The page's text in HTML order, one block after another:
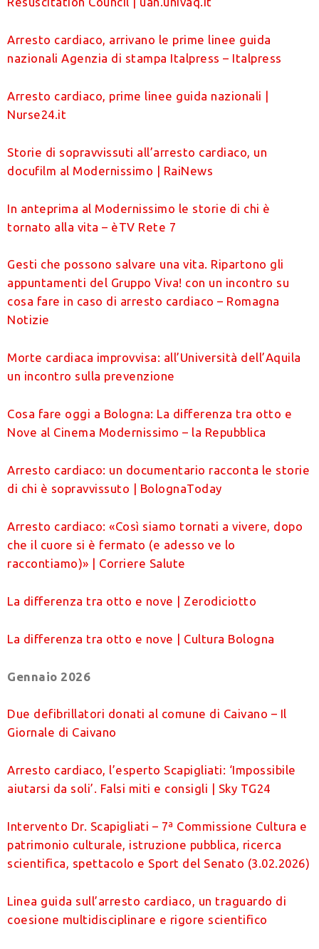
Arresto cardiaco, arrivano le prime linee guida
nazionali Agenzia di stampa Italpress – Italpress
Arresto cardiaco, prime linee guida nazionali |
Nurse24.it
Storie di sopravvissuti all’arresto cardiaco, un
docufilm al Modernissimo | RaiNews
In anteprima al Modernissimo le storie di chi è
tornato alla vita – èTV Rete 7
Gesti che possono salvare una vita. Ripartono gli
appuntamenti del Gruppo Viva! con un incontro su
cosa fare in caso di arresto cardiaco – Romagna
Notizie
Morte cardiaca improvvisa: all’Università dell’Aquila
un incontro sulla prevenzione
Cosa fare oggi a Bologna: La differenza tra otto e
Nove al Cinema Modernissimo – la Repubblica
Arresto cardiaco: un documentario racconta le storie
di chi è sopravvissuto | BolognaToday
Arresto cardiaco: «Così siamo tornati a vivere, dopo
che il cuore si è fermato (e adesso ve lo
raccontiamo)» | Corriere Salute
La differenza tra otto e nove | Zerodiciotto
La differenza tra otto e nove | Cultura Bologna
Gennaio 2026
Due defibrillatori donati al comune di Caivano – Il
Giornale di Caivano
Arresto cardiaco, l’esperto Scapigliati: ‘Impossibile
aiutarsi da soli’. Falsi miti e consigli | Sky TG24
Intervento Dr. Scapigliati – 7ª Commissione Cultura e
patrimonio culturale, istruzione pubblica, ricerca
scientifica, spettacolo e Sport del Senato (3.02.2026)
Linea guida sull’arresto cardiaco, un traguardo di
coesione multidisciplinare e rigore scientifico